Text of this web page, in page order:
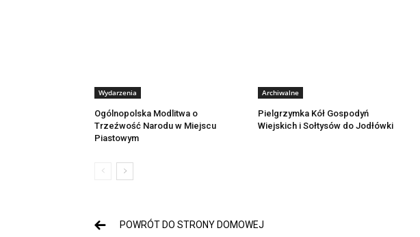
Wydarzenia
Ogólnopolska Modlitwa o
Trzeźwość Narodu w Miejscu
Piastowym
Archiwalne
Pielgrzymka Kół Gospodyń
Wiejskich i Sołtysów do Jodłówki
POWRÓT DO STRONY DOMOWEJ